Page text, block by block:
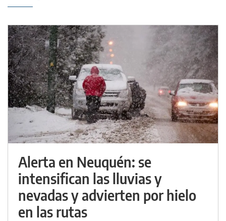
Alerta en Neuquén: se
intensifican las lluvias y
nevadas y advierten por hielo
en las rutas